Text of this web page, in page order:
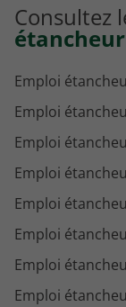
Consultez
Emploi
Emploi
Emploi
Emploi
Emploi
Emploi
Emploi
Emploi